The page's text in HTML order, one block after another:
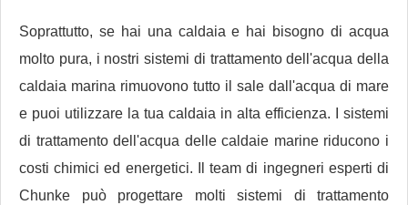
Soprattutto, se hai una caldaia e hai bisogno di acqua
molto pura, i nostri sistemi di trattamento dell'acqua della
caldaia marina rimuovono tutto il sale dall'acqua di mare
e puoi utilizzare la tua caldaia in alta efficienza. I sistemi
di trattamento dell'acqua delle caldaie marine riducono i
costi chimici ed energetici. Il team di ingegneri esperti di
Chunke può progettare molti sistemi di trattamento